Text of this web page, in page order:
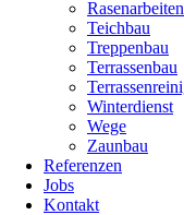
Rasenarbeiten
Teichbau
Treppenbau
Terrassenbau
Winterdienst
Wege
Zaunbau
Referenzen
Jobs
Kontakt